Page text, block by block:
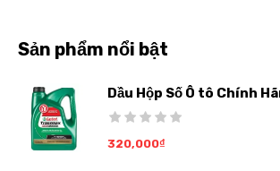
Sản phẩm nổi bật
Dầu Hộp Số Ô tô Chính
320,000₫